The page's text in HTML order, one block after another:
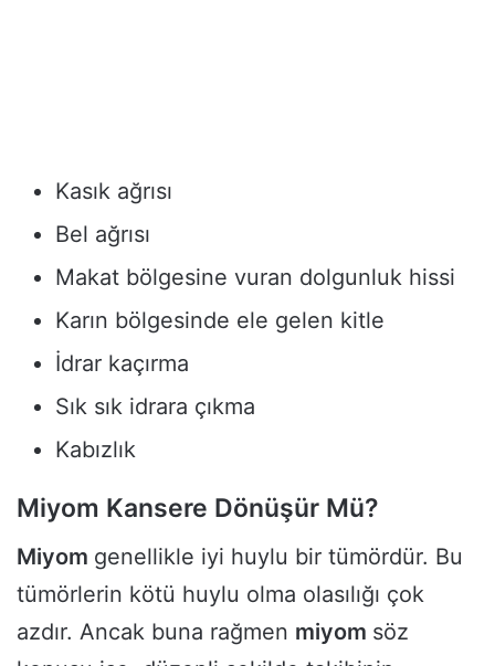
Kasık ağrısı
Bel ağrısı
Makat bölgesine vuran dolgunluk hissi
Karın bölgesinde ele gelen kitle
İdrar kaçırma
Sık sık idrara çıkma
Kabızlık
Miyom Kansere Dönüşür Mü?
Miyom genellikle iyi huylu bir tümördür. Bu
tümörlerin kötü huylu olma olasılığı çok
azdır. Ancak buna rağmen miyom söz